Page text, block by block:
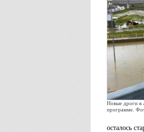
Новые дроги в
программе.
осталось